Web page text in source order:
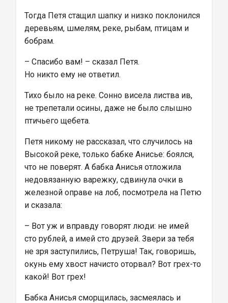
Тогда Петя стащил шапку и низко поклонился
деревьям, шмелям, реке, рыбам, птицам и
бобрам.
– Спасибо вам! – сказал Петя.
Но никто ему не ответил.
Тихо было на реке. Сонно висела листва ив,
не трепетали осины, даже не было слышно
птичьего щебета.
Петя никому не рассказал, что случилось на
Высокой реке, только бабке Анисье: боялся,
что не поверят. А бабка Анисья отложила
недовязанную варежку, сдвинула очки в
железной оправе на лоб, посмотрела на Петю
и сказала:
– Вот уж и вправду говорят люди: не имей
сто рублей, а имей сто друзей. Звери за тебя
не зря заступились, Петруша! Так, говоришь,
окунь ему хвост начисто оторвал? Вот грех-то
какой! Вот грех!
Бабка Анисья сморщилась, засмеялась и